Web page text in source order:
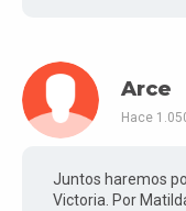
Arce
Hace
Juntos haremos
Victoria. Por